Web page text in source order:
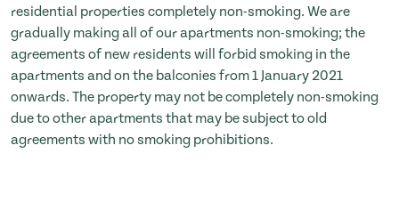
residential properties completely non-smoking. We are
gradually making all of our apartments non-smoking; the
agreements of new residents will forbid smoking in the
apartments and on the balconies from 1 January 2021
onwards. The property may not be completely non-smoking
due to other apartments that may be subject to old
agreements with no smoking prohibitions.